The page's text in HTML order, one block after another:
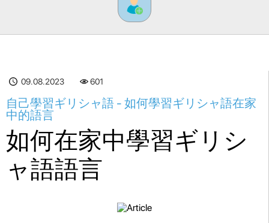
09.08.2023 601
自己學習ギリシャ語 - 如何學習ギリシャ語在家
中的語言
如何在家中學習ギリシ
ャ語語言